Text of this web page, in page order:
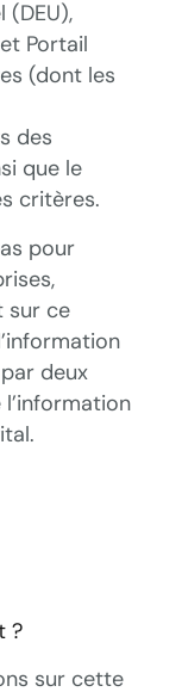
(DEU),
Portail
(dont les
des
que le
critères.
pour
sur ce
deux
?
sur cette